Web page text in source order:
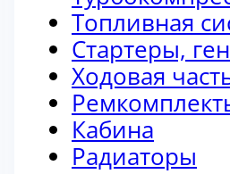
Топливная
Стартеры,
Ходовая
Кабина
Радиаторы